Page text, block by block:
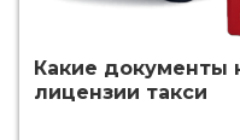
Какие
лицензии такси